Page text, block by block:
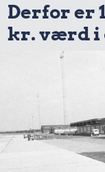
Derfor er
kr. værd i